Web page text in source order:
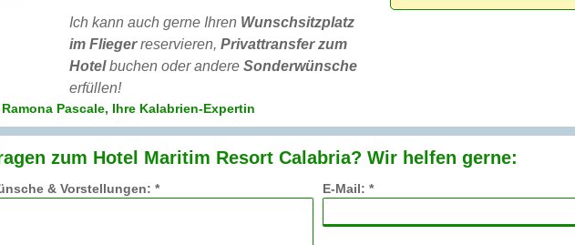
Ich kann auch gerne Ihren Wunschsitzplatz
im Fliegerreservieren, Privattransfer zum
Hotelbuchen oder andere Sonderwünsche
erfüllen!
Pascale, Ihre Kalabrien-Expertin
zum Hotel Maritim Resort Calabria? Wir helfen gerne:
& Vorstellungen: * E-Mail: *